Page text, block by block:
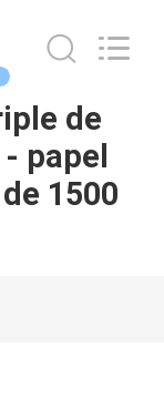
de
papel
1500